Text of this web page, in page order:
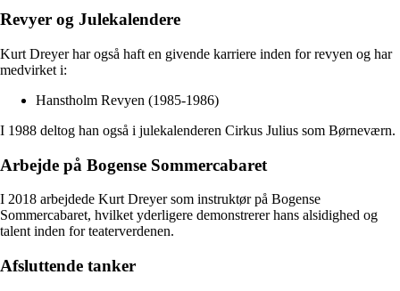
Revyer og Julekalendere
Kurt Dreyer har også haft en givende karriere inden for revyen og har
medvirket i:
Hanstholm Revyen (1985-1986)
I 1988 deltog han også i julekalenderen Cirkus Julius som Børneværn.
Arbejde på Bogense Sommercabaret
I 2018 arbejdede Kurt Dreyer som instruktør på Bogense
Sommercabaret, hvilket yderligere demonstrerer hans alsidighed og
talent inden for teaterverdenen.
Afsluttende tanker